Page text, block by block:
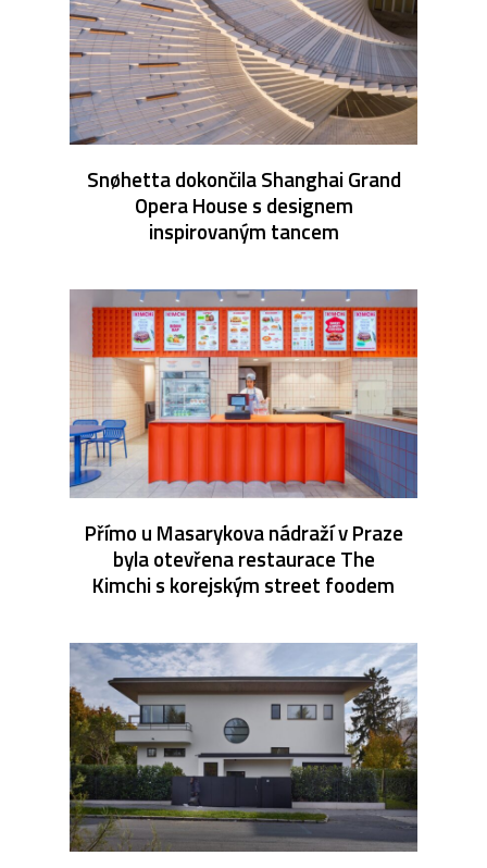
Snøhetta dokončila Shanghai Grand
Opera House s designem
inspirovaným tancem
Přímo u Masarykova nádraží v Praze
byla otevřena restaurace The
Kimchi s korejským street foodem